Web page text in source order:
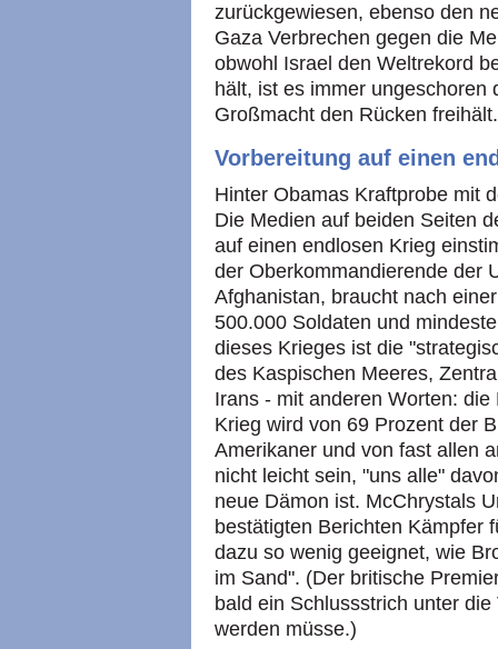
zurückgewiesen, ebenso den
Gaza Verbrechen gegen die
obwohl Israel den Weltrekord
hält, ist es immer
Großmacht den Rücken freihält.
Vorbereitung auf einen
Hinter Obamas Kraftprobe mit
Die Medien auf beiden Seiten
auf einen endlosen Krieg
der Oberkommandierende der
Afghanistan, braucht nach
500.000 Soldaten und
dieses Krieges ist die
des Kaspischen Meeres,
Irans - mit anderen Worten:
Krieg wird von 69 Prozent der
Amerikaner und von fast allen
nicht leicht sein, "uns alle"
neue Dämon ist. McChrystals
bestätigten Berichten Kämpfer
dazu so wenig geeignet, wie
im Sand". (Der britische
bald ein Schlussstrich unter
werden müsse.)